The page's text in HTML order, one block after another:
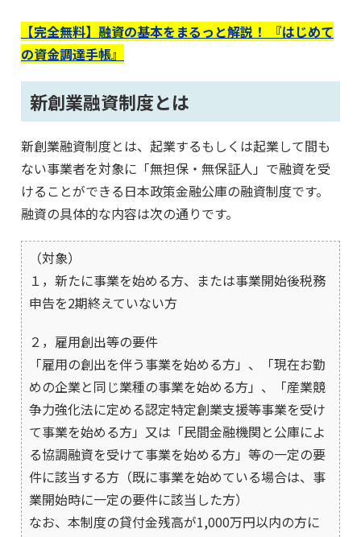
【完全無料】融資の基本をまるっと解説！ 『はじめて
の資金調達手帳』
新創業融資制度とは
新創業融資制度とは、起業するもしくは起業して間も
ない事業者を対象に「無担保・無保証人」で融資を受
けることができる日本政策金融公庫の融資制度です。
融資の具体的な内容は次の通りです。
（対象）
１，新たに事業を始める方、または事業開始後税務
申告を2期終えていない方
２，雇用創出等の要件
「雇用の創出を伴う事業を始める方」、「現在お勤
めの企業と同じ業種の事業を始める方」、「産業競
争力強化法に定める認定特定創業支援等事業を受け
て事業を始める方」又は「民間金融機関と公庫によ
る協調融資を受けて事業を始める方」等の一定の要
件に該当する方（既に事業を始めている場合は、事
業開始時に一定の要件に該当した方）
なお、本制度の貸付金残高が1,000万円以内の方に